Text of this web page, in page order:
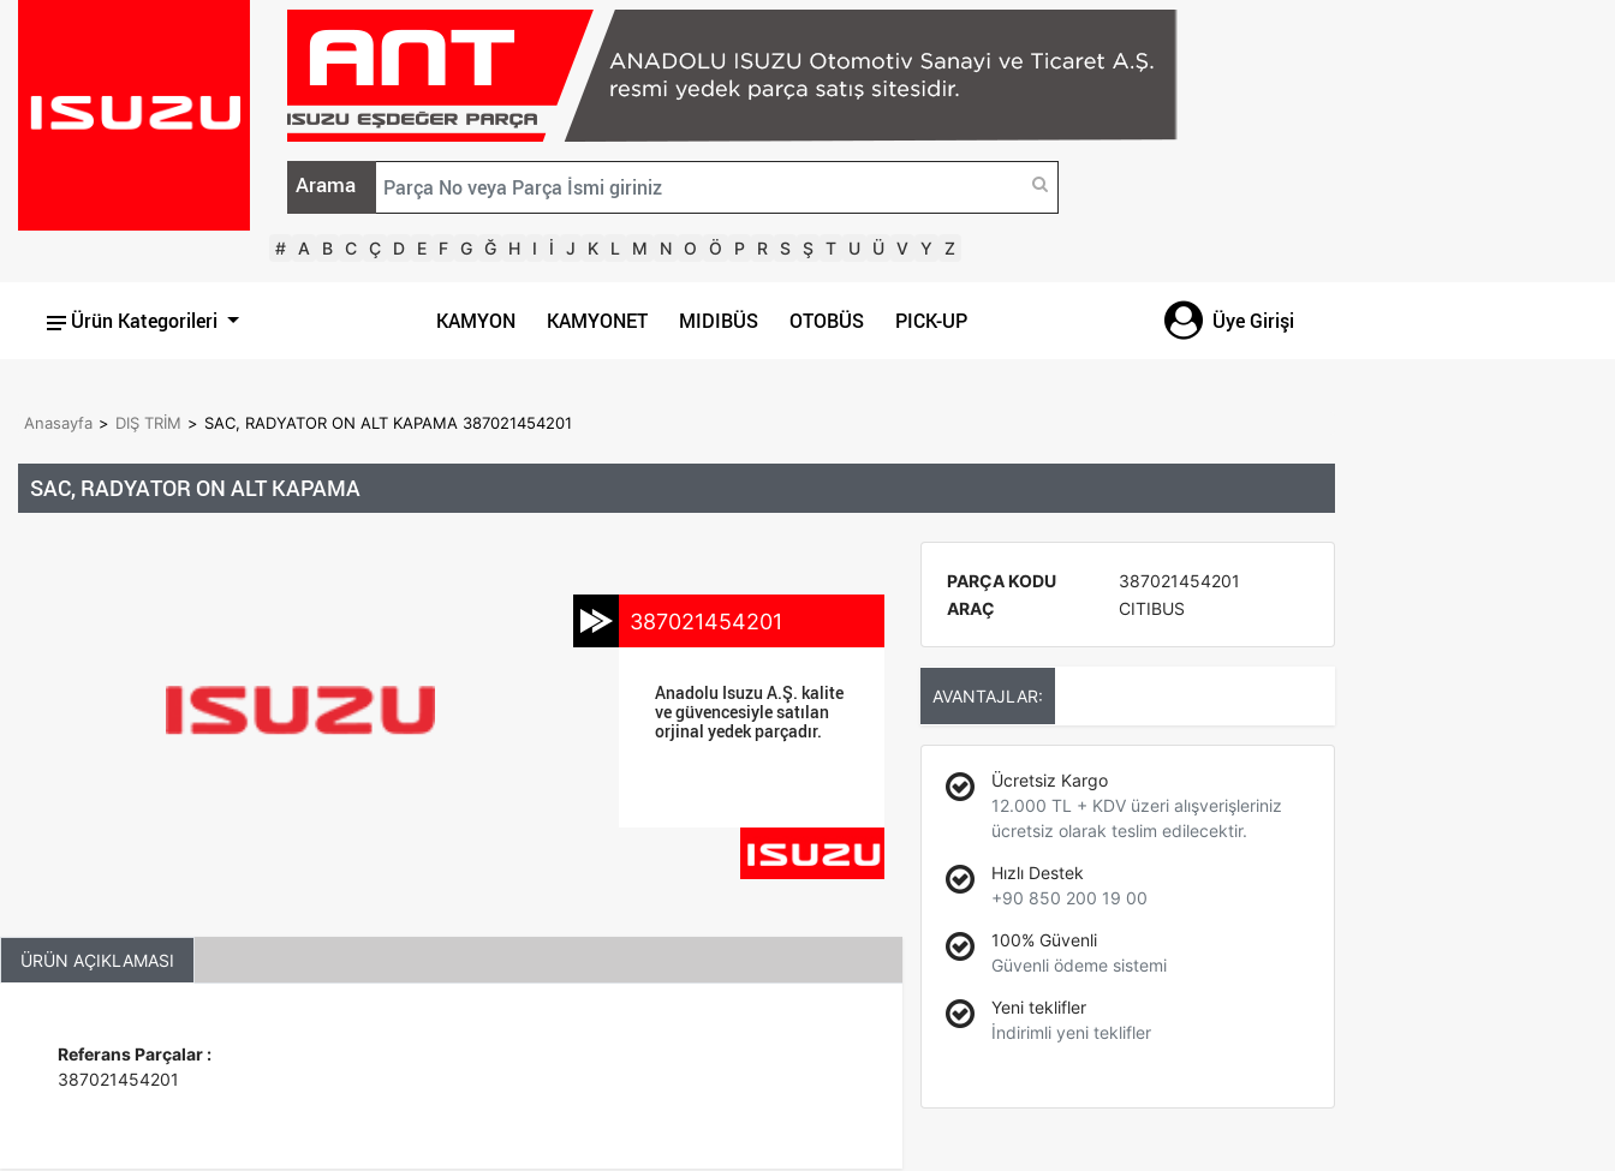
Arama
# A B C Ç D E F G Ğ H I İ J K L M N O Ö P R S Ş T U Ü V Y Z
Ürün Kategorileri KAMYON KAMYONET MIDIBÜS OTOBÜS PICK-UP Üye Girişi
Anasayfa > DIŞ TRİM > SAC, RADYATOR ON ALT KAPAMA 387021454201
SAC, RADYATOR ON ALT KAPAMA
387021454201
Anadolu Isuzu A.Ş. kalite
ve güvencesiyle satılan
orjinal yedek parçadır.
ÜRÜN AÇIKLAMASI
Referans Parçalar :
387021454201
PARÇA KODU
387021454201
ARAÇ
CITIBUS
AVANTAJLAR:
Ücretsiz Kargo
12.000 TL + KDV üzeri alışverişleriniz
ücretsiz olarak teslim edilecektir.
Hızlı Destek
+90 850 200 19 00
100% Güvenli
Güvenli ödeme sistemi
Yeni teklifler
İndirimli yeni teklifler